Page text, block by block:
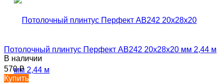
Потолочный плинтус Перфект AB242 20х28х20 мм 2,44 м
В наличии
570₽
Купить